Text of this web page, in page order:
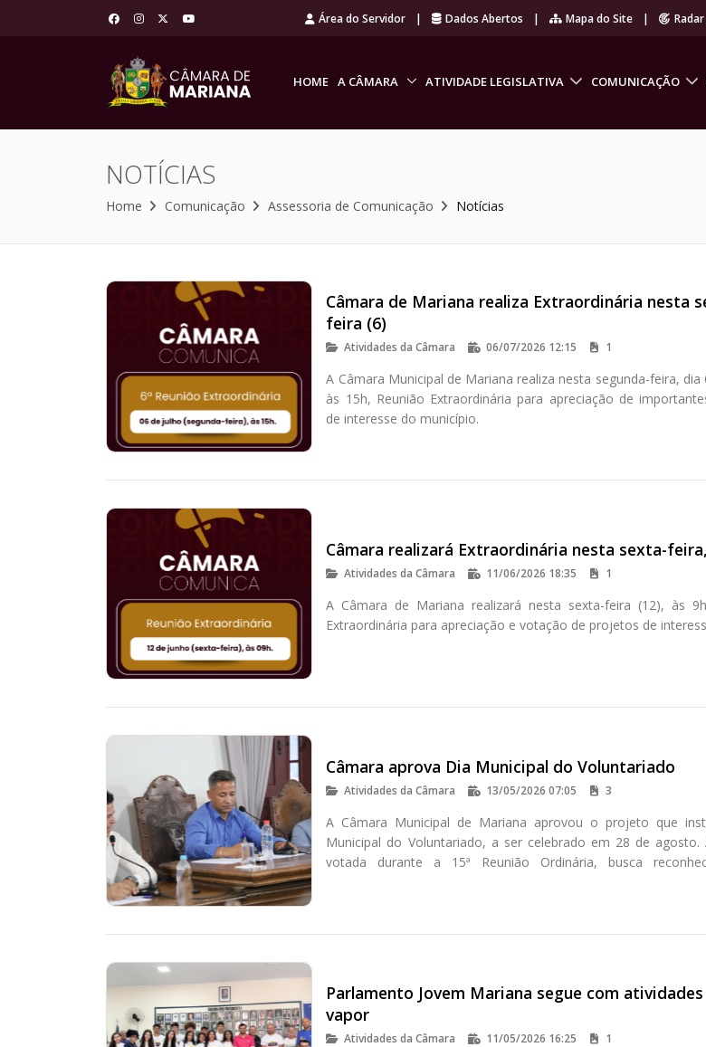
Área do Servidor | Dados Abertos | Mapa do Site |
HOME A CÂMARA ATIVIDADE LEGISLATIVA COMUNICAÇÃO
NOTÍCIAS
Home Comunicação Assessoria de Comunicação Notícias
Câmara de Mariana realiza Extraordinária nesta
feira (6)
Atividades da Câmara 06/07/2026 12:15 1
A Câmara Municipal de Mariana realiza nesta segunda-feira, dia
às 15h, Reunião Extraordinária para apreciação de
de interesse do município.
Câmara realizará Extraordinária nesta sexta-
Atividades da Câmara 11/06/2026 18:35 1
A Câmara de Mariana realizará nesta sexta-feira (12), às
Extraordinária para apreciação e votação de projetos de
Câmara aprova Dia Municipal do Voluntariado
Atividades da Câmara 13/05/2026 07:05 3
A Câmara Municipal de Mariana aprovou o projeto que
Municipal do Voluntariado, a ser celebrado em 28 de agosto.
votada durante a 15ª Reunião Ordinária, busca
Parlamento Jovem Mariana segue com
vapor
Atividades da Câmara 11/05/2026 16:25 1